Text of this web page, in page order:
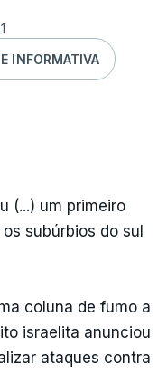
INFORMATIVA
(...) um primeiro
subúrbios do sul
coluna de fumo a
israelita anunciou
ataques contra